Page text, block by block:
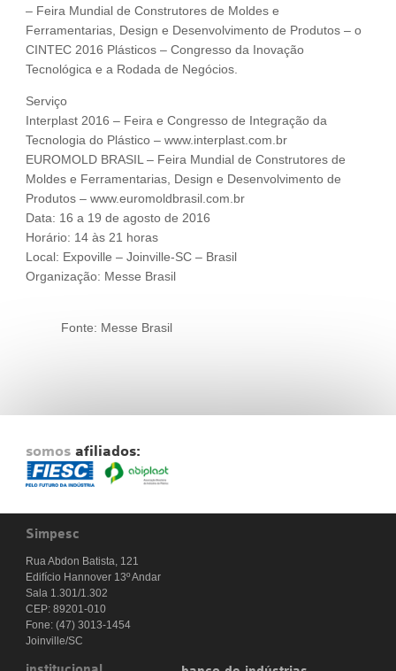
– Feira Mundial de Construtores de Moldes e
Ferramentarias, Design e Desenvolvimento de Produtos – o
CINTEC 2016 Plásticos – Congresso da Inovação
Tecnológica e a Rodada de Negócios.
Serviço
Interplast 2016 – Feira e Congresso de Integração da
Tecnologia do Plástico – www.interplast.com.br
EUROMOLD BRASIL – Feira Mundial de Construtores de
Moldes e Ferramentarias, Design e Desenvolvimento de
Produtos – www.euromoldbrasil.com.br
Data: 16 a 19 de agosto de 2016
Horário: 14 às 21 horas
Local: Expoville – Joinville-SC – Brasil
Organização: Messe Brasil
Fonte: Messe Brasil
somos afiliados:
Simpesc
Rua Abdon Batista, 121
Edifício Hannover 13º Andar
Sala 1.301/1.302
CEP: 89201-010
Fone: (47) 3013-1454
Joinville/SC